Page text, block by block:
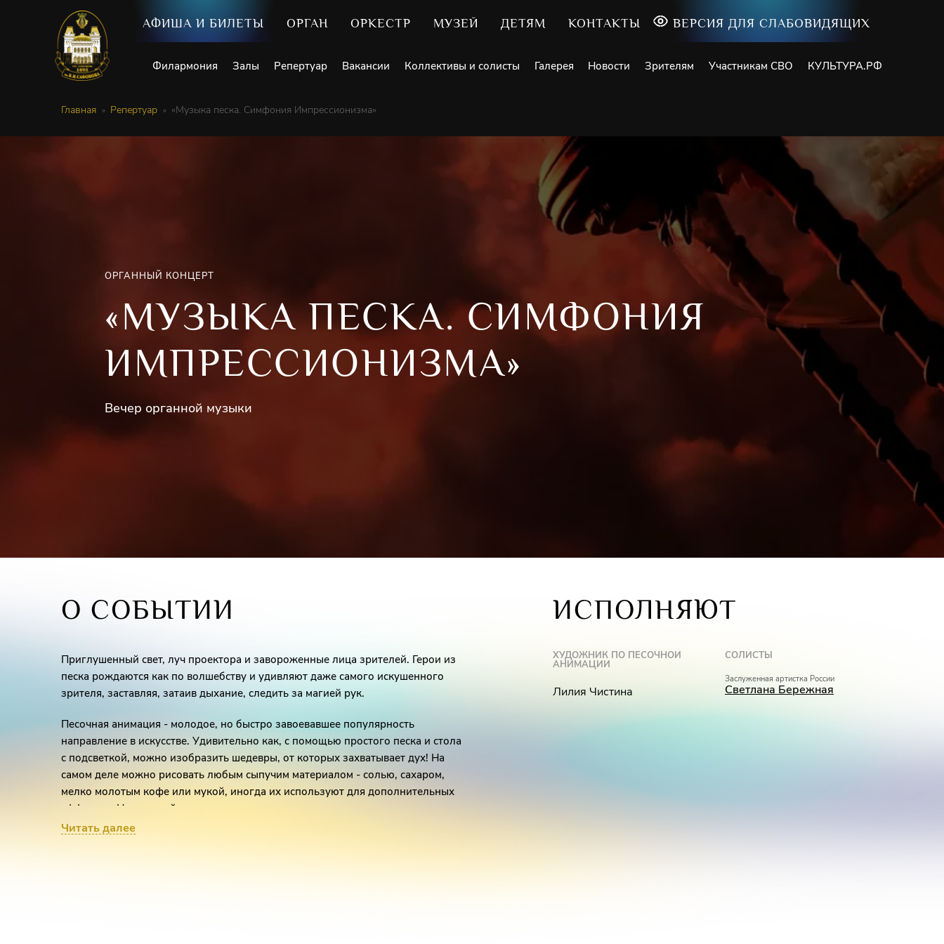
АФИША И БИЛЕТЫ ОРГАН ОРКЕСТР МУЗЕЙ ДЕТЯМ КОНТАКТЫ ВЕРСИЯ ДЛЯ СЛАБОВИДЯЩИХ
Филармония Залы Репертуар Вакансии Коллективы и солисты Галерея Новости Зрителям Участникам СВО КУЛЬТУРА.РФ
Главная Репертуар «Музыка песка. Симфония Импрессионизма»
ОРГАННЫЙ КОНЦЕРТ
«МУЗЫКА ПЕСКА. СИМФОНИЯ
ИМПРЕССИОНИЗМА»
Вечер органной музыки
О СОБЫТИИ
Приглушенный свет, луч проектора и завороженные лица зрителей. Герои из
песка рождаются как по волшебству и удивляют даже самого искушенного
зрителя, заставляя, затаив дыхание, следить за магией рук.
Песочная анимация - молодое, но быстро завоевавшее популярность
направление в искусстве. Удивительно как, с помощью простого песка и стола
с подсветкой, можно изобразить шедевры, от которых захватывает дух! На
самом деле можно рисовать любым сыпучим материалом - солью, сахаром,
мелко молотым кофе или мукой, иногда их используют для дополнительных
эффектов. Но главный инструмент остается незаменимым, - это руки
художника.
Читать далее
ИСПОЛНЯЮТ
ХУДОЖНИК ПО ПЕСОЧНОЙ
АНИМАЦИИ
Лилия Чистина
СОЛИСТЫ
Заслуженная артистка России
Светлана Бережная